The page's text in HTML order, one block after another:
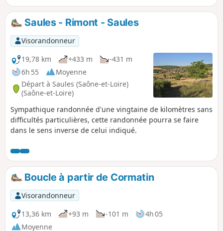
Saules - Rimont - Saules
Visorandonneur
19,78 km
+433 m
-431 m
6h 55
Moyenne
Départ à Saules (Saône-et-Loire)
(Saône-et-Loire)
Sympathique randonnée d'une vingtaine de kilomètres sans
difficultés particulières, cette randonnée pourra se faire
dans le sens inverse de celui indiqué.
Boucle à partir de Cormatin
Visorandonneur
13,36 km
+93 m -101 m
4h 05
Moyenne